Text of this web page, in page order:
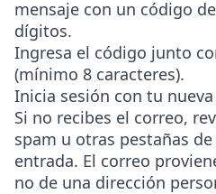
mensaje con un código
dígitos.
Ingresa el código junto
(mínimo 8 caracteres).
Inicia sesión con tu
Si no recibes el correo,
spam u otras pestañas
entrada. El correo
no de una dirección